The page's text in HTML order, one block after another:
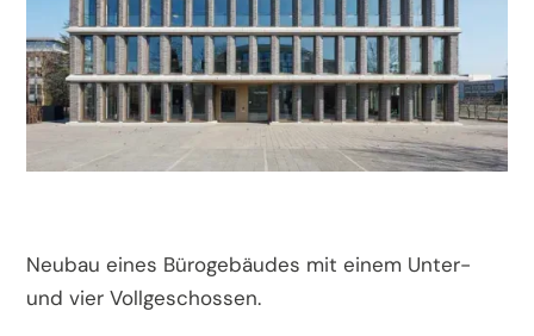
Neubau eines Bürogebäudes mit einem Unter-
und vier Vollgeschossen.